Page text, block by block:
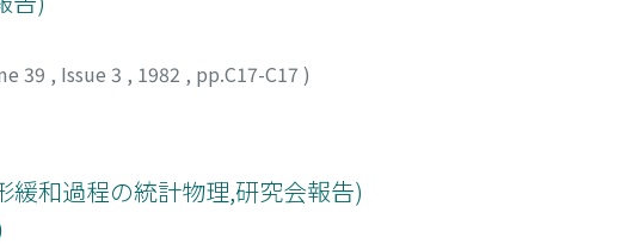
39 , Issue 3 , 1982 , pp.C17-C17 )
緩和過程の統計物理,研究会報告)